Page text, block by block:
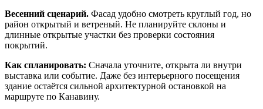
Весенний сценарий. Фасад удобно смотреть круглый год, но
район открытый и ветреный. Не планируйте склоны и
длинные открытые участки без проверки состояния
покрытий.
Как спланировать: Сначала уточните, открыта ли внутри
выставка или событие. Даже без интерьерного посещения
здание остаётся сильной архитектурной остановкой на
маршруте по Канавину.